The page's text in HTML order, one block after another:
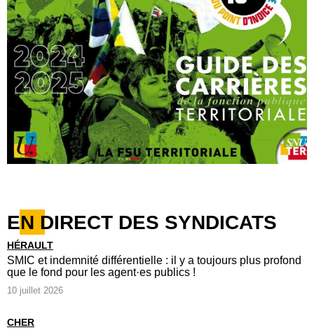
EN DIRECT DES SYNDICATS
HÉRAULT
SMIC et indemnité différentielle : il y a toujours plus profond
que le fond pour les agent·es publics !
10 juillet 2026
CHER